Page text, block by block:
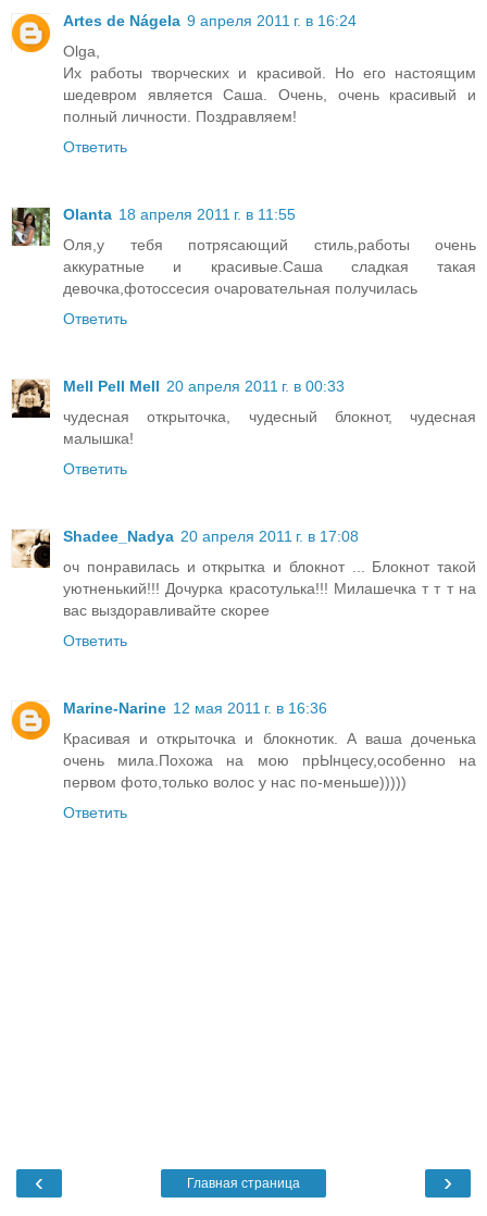
Artes de Nágela 9 апреля 2011 г. в 16:24
Olga,
Их работы творческих и красивой. Но его настоящим
шедевром является Саша. Очень, очень красивый и
полный личности. Поздравляем!
Ответить
Olanta 18 апреля 2011 г. в 11:55
Оля,у тебя потрясающий стиль,работы очень
аккуратные и красивые.Саша сладкая такая
девочка,фотоссесия очаровательная получилась
Ответить
Mell Pell Mell 20 апреля 2011 г. в 00:33
чудесная открыточка, чудесный блокнот, чудесная
малышка!
Ответить
Shadee_Nadya 20 апреля 2011 г. в 17:08
оч понравилась и открытка и блокнот ... Блокнот такой
уютненький!!! Дочурка красотулька!!! Милашечка т т т на
вас выздоравливайте скорее
Ответить
Мarine-Narine 12 мая 2011 г. в 16:36
Красивая и открыточка и блокнотик. А ваша доченька
очень мила.Похожа на мою прЫнцесу,особенно на
первом фото,только волос у нас по-меньше)))))
Ответить
‹ ›
Главная страница